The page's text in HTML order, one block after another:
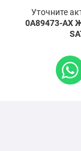
Уточните
0A89473-AX